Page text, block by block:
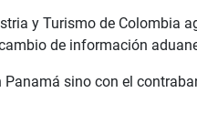
y Turismo de Colombia
de información
sino con el